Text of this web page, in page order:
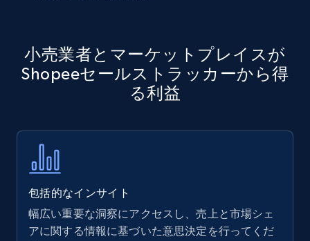
小売業者とマーケットプレイスが
Shopeeセールストラッカーから得
る利益
包括的なインサイト
幅広い重要な洞察にアクセスし、売上と市場シェ
アに関する情報に基づいた意思決定を行ってくだ